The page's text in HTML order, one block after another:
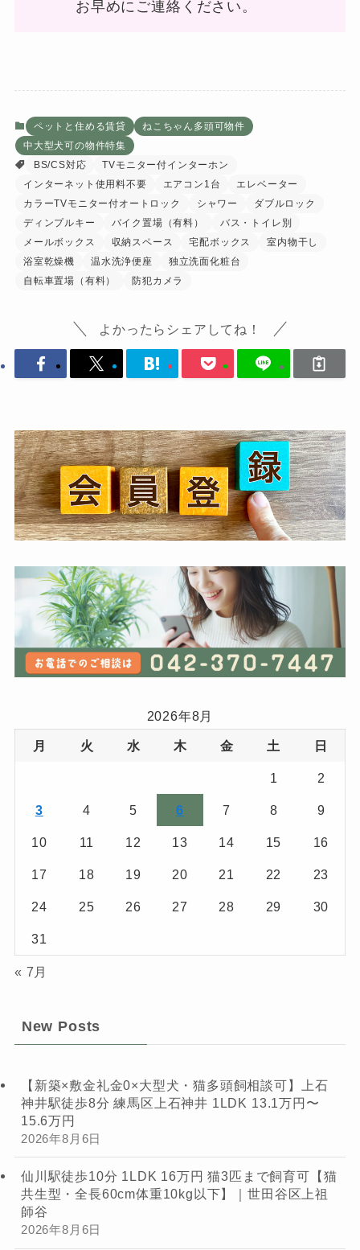
お早めにご連絡ください。
ペットと住める賃貸
ねこちゃん多頭可物件
中大型犬可の物件特集
BS/CS対応
TVモニター付インターホン
インターネット使用料不要
エアコン1台
エレベーター
カラーTVモニター付オートロック
シャワー
ダブルロック
ディンプルキー
バイク置場（有料）
バス・トイレ別
メールボックス
収納スペース 宅配ボックス
室内物干し
浴室乾燥機
温水洗浄便座
独立洗面化粧台
自転車置場（有料）
防犯カメラ
よかったらシェアしてね！
2026年8月
月 火 水 木 金 土 日
1 2
3 4 5 6 7 8 9
10 11 12 13 14 15 16
17 18 19 20 21 22 23
24 25 26 27 28 29 30
31
« 7月
New Posts
【新築×敷金礼金0×大型犬・猫多頭飼相談可】上石
神井駅徒歩8分 練馬区上石神井 1LDK 13.1万円〜
15.6万円
2026年8月6日
仙川駅徒歩10分 1LDK 16万円 猫3匹まで飼育可【猫
共生型・全長60cm体重10kg以下】｜世田谷区上祖
師谷
2026年8月6日